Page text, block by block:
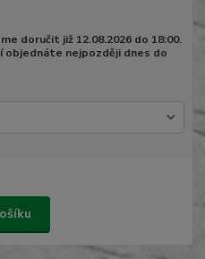
doručit již 12.08.2026 do 18:00.
objednáte nejpozději dnes do